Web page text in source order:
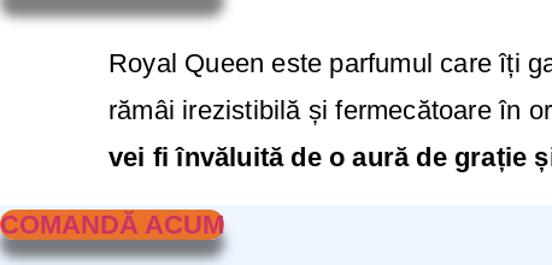
Royal Queen este parfumul care îți
rămâi irezistibilă și fermecătoare în
vei fi învăluită de o aură de grație
COMANDĂ ACUM